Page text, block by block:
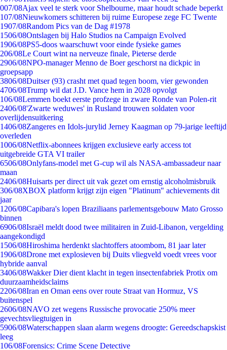
007/08Ajax veel te sterk voor Shelbourne, maar houdt schade beperkt
107/08Nieuwkomers schitteren bij ruime Europese zege FC Twente
1907/08Random Pics van de Dag #1978
1506/08Ontslagen bij Halo Studios na Campaign Evolved
1906/08PS5-doos waarschuwt voor einde fysieke games
206/08Le Court wint na nerveuze finale, Pieterse derde
2906/08NPO-manager Menno de Boer geschorst na dickpic in
groepsapp
3806/08Duitser (93) crasht met quad tegen boom, vier gewonden
4706/08Trump wil dat J.D. Vance hem in 2028 opvolgt
106/08Lemmen boekt eerste profzege in zware Ronde van Polen-rit
2406/08'Zwarte weduwes' in Rusland trouwen soldaten voor
overlijdensuitkering
1406/08Zangeres en Idols-jurylid Jerney Kaagman op 79-jarige leeftijd
overleden
1006/08Netflix-abonnees krijgen exclusieve early access tot
uitgebreide GTA VI trailer
6506/08Onlyfans-model met G-cup wil als NASA-ambassadeur naar
maan
2406/08Huisarts per direct uit vak gezet om ernstig alcoholmisbruik
306/08XBOX platform krijgt zijn eigen "Platinum" achievements dit
jaar
1206/08Capibara's lopen Braziliaans parlementsgebouw Mato Grosso
binnen
6906/08Israël meldt dood twee militairen in Zuid-Libanon, vergelding
aangekondigd
1506/08Hiroshima herdenkt slachtoffers atoombom, 81 jaar later
1906/08Drone met explosieven bij Duits vliegveld voedt vrees voor
hybride aanval
3406/08Wakker Dier dient klacht in tegen insectenfabriek Protix om
duurzaamheidsclaims
2206/08Iran en Oman eens over route Straat van Hormuz, VS
buitenspel
2606/08NAVO zet wegens Russische provocatie 250% meer
gevechtsvliegtuigen in
5906/08Waterschappen slaan alarm wegens droogte: Gereedschapskist
leeg
106/08Forensics: Crime Scene Detective